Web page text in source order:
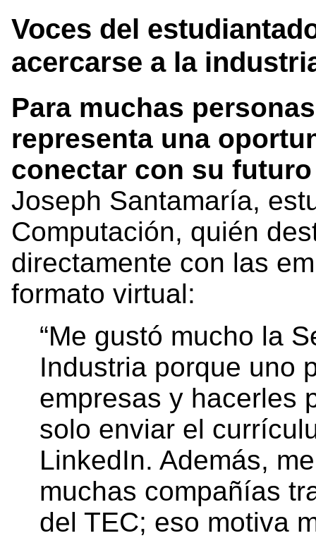
Voces del
acercarse a la
Para muchas
representa una
conectar con su
Joseph Santamaría,
Computación, quién
directamente con las
formato virtual:
“Me gustó mucho la
Industria porque uno
empresas y hacerles
solo enviar el
LinkedIn. Además,
muchas compañías
del TEC; eso motiva